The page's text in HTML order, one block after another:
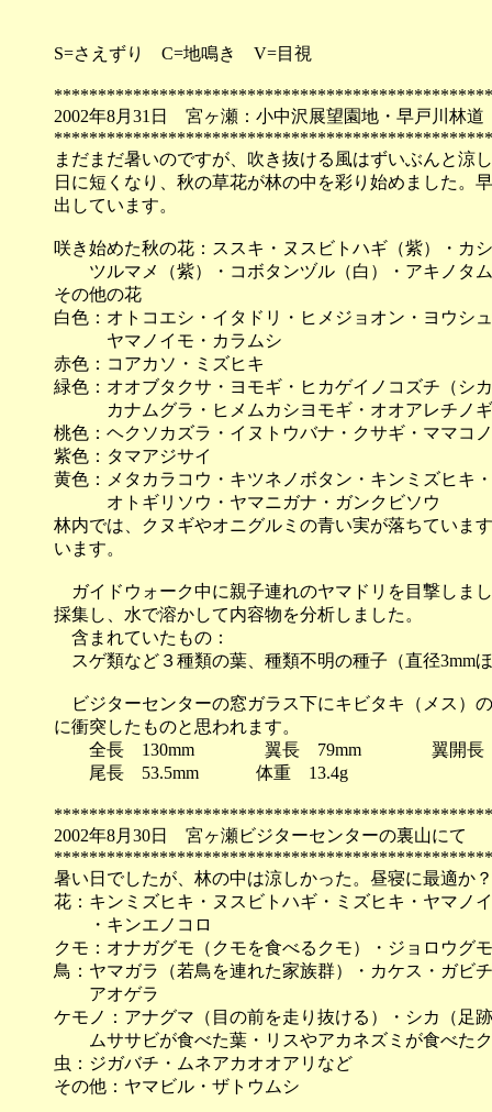
S=さえずり C=地鳴き V=目視
2002年8月31日 宮ヶ瀬：小中沢展望園地・早戸川林道
まだまだ暑いのですが、吹き抜ける風はずいぶんと涼
日に短くなり、秋の草花が林の中を彩り始めました。
出しています。
咲き始めた秋の花：ススキ・ヌスビトハギ（紫）・カ
ツルマメ（紫）・コボタンヅル（白）・アキノタ
その他の花
白色：オトコエシ・イタドリ・ヒメジョオン・ヨウシ
ヤマノイモ・カラムシ
赤色：コアカソ・ミズヒキ
緑色：オオブタクサ・ヨモギ・ヒカゲイノコズチ（シ
カナムグラ・ヒメムカシヨモギ・オオアレチノ
桃色：ヘクソカズラ・イヌトウバナ・クサギ・ママコ
紫色：タマアジサイ
黄色：メタカラコウ・キツネノボタン・キンミズヒキ
オトギリソウ・ヤマニガナ・ガンクビソウ
林内では、クヌギやオニグルミの青い実が落ちていま
います。
ガイドウォーク中に親子連れのヤマドリを目撃しま
採集し、水で溶かして内容物を分析しました。
含まれていたもの：
スゲ類など３種類の葉、種類不明の種子（直径3mm
ビジターセンターの窓ガラス下にキビタキ（メス）
に衝突したものと思われます。
全長 130mm 翼長 79mm 翼開長
尾長 53.5mm 体重 13.4g
2002年8月30日 宮ヶ瀬ビジターセンターの裏山にて
暑い日でしたが、林の中は涼しかった。昼寝に最適か？
花：キンミズヒキ・ヌスビトハギ・ミズヒキ・ヤマノ
・キンエノコロ
クモ：オナガグモ（クモを食べるクモ）・ジョロウグ
鳥：ヤマガラ（若鳥を連れた家族群）・カケス・ガビ
アオゲラ
ケモノ：アナグマ（目の前を走り抜ける）・シカ（足
ムササビが食べた葉・リスやアカネズミが食べた
虫：ジガバチ・ムネアカオオアリなど
その他：ヤマビル・ザトウムシ